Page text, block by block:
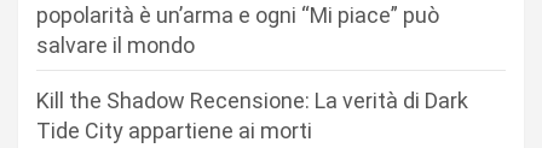
popolarità è un’arma e ogni “Mi piace” può
salvare il mondo
Kill the Shadow Recensione: La verità di Dark
Tide City appartiene ai morti